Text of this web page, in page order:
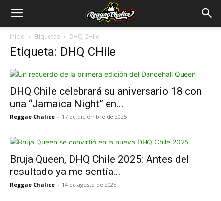
Inicio Etiquetas DHQ CHile
Etiqueta: DHQ CHile
DHQ Chile celebrará su aniversario 18 con
una “Jamaica Night” en...
Reggae Chalice - 17 de diciembre de 2025
Bruja Queen, DHQ Chile 2025: Antes del
resultado ya me sentía...
Reggae Chalice - 14 de agosto de 2025